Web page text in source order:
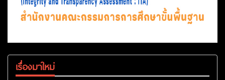
เรื่องมาใหม่